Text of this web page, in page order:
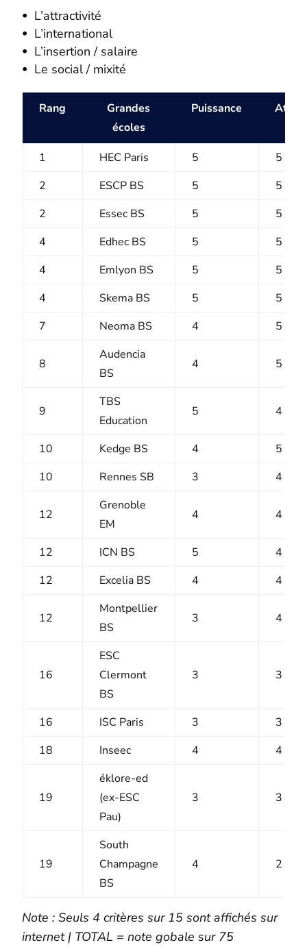
L’attractivité
L’international
L’insertion / salaire
Le social / mixité
Rang
Grandes
écoles
Puissance
1 HEC Paris 5
5
2
ESCP BS 5
5
2
Essec BS 5
5
4
Edhec BS 5
5
4
Emlyon BS 5
5
4
Skema BS 5
5
7
Neoma BS 4 5
8
Audencia
BS
4 5
9
TBS
Education
5 4
10 Kedge BS 4
5
10
Rennes SB 3 4
12
Grenoble
EM
4 4
12 ICN BS 5
4
12
Excelia BS 4 4
12
Montpellier
BS
3 4
16
ESC
Clermont
BS
3 3
16 ISC Paris 3
3
18
Inseec 4 4
19
éklore-ed
(ex-ESC
Pau)
3 3
19
South
Champagne
BS
4 2
Note : Seuls 4 critères sur 15 sont affichés sur
internet | TOTAL = note gobale sur 75